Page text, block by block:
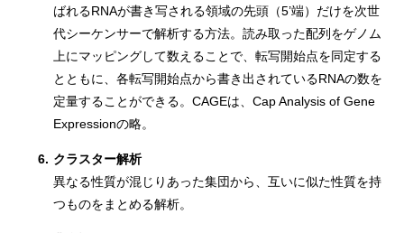
ばれるRNAが書き写される領域の先頭（5’端）だけを次世
代シーケンサーで解析する方法。読み取った配列をゲノム
上にマッピングして数えることで、転写開始点を同定する
とともに、各転写開始点から書き出されているRNAの数を
定量することができる。CAGEは、Cap Analysis of Gene
Expressionの略。
6. クラスター解析
異なる性質が混じりあった集団から、互いに似た性質を持
つものをまとめる解析。